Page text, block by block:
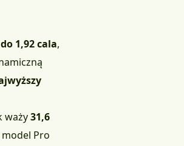
1,92 cala,
waży31,6
Pro